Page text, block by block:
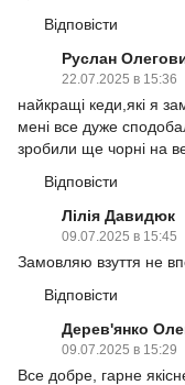
Відповісти
Руслан
22.07.2025 в 15:36
найкращі кеди,які я
мені все дуже
зробили ще чорні на
Відповісти
Лілія Давидюк
09.07.2025 в 15:45
Замовляю взуття не
Відповісти
Дерев'янко
09.07.2025 в 15:29
Все добре, гарне